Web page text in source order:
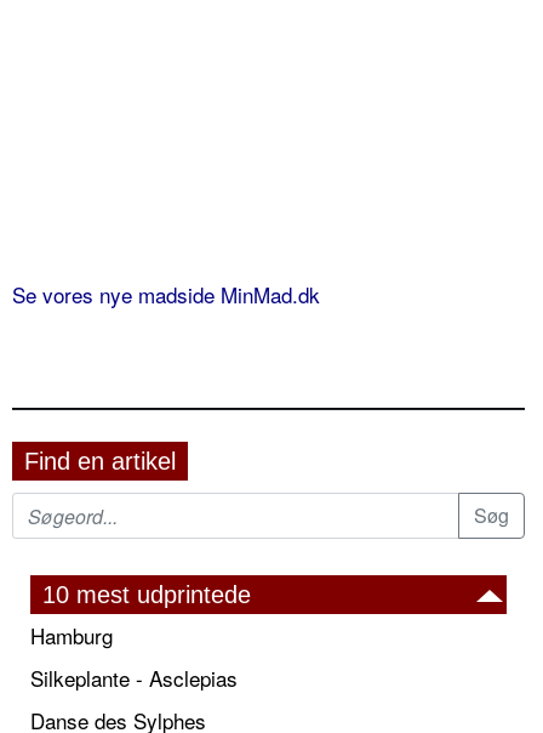
Se vores nye madside MinMad.dk
Find en artikel
10 mest udprintede
Hamburg
Silkeplante - Asclepias
Danse des Sylphes